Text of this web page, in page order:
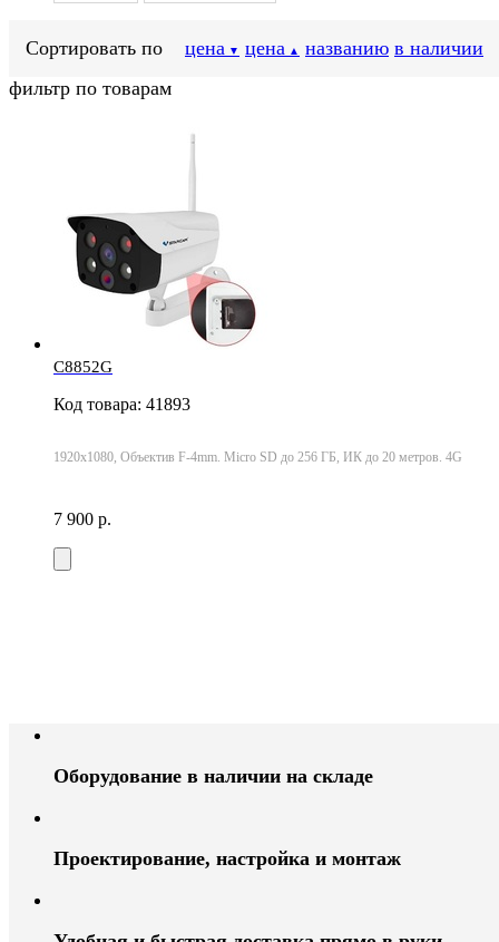
Сортировать по цена ▼ цена ▲ названию в наличии
фильтр по товарам
C8852G
Код товара: 41893
1920x1080, Объектив F-4mm. Micro SD до 256 ГБ, ИК до 20 метров. 4G
7 900 р.
Оборудование в наличии на складе
Проектирование, настройка и монтаж